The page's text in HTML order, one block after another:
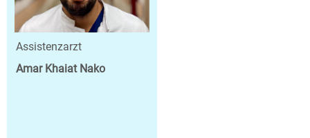
Assistenzarzt
Amar Khaiat Nako